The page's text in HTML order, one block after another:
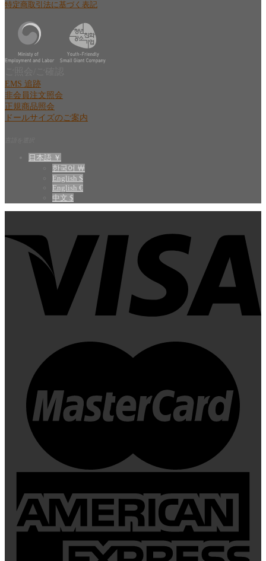
特定商取引法に基づく表記
EMS 追跡
非会員注文照会
正規商品照会
ドールサイズのご案内
日本語 ￥
한국어 ￦
English $
English €
中文 $